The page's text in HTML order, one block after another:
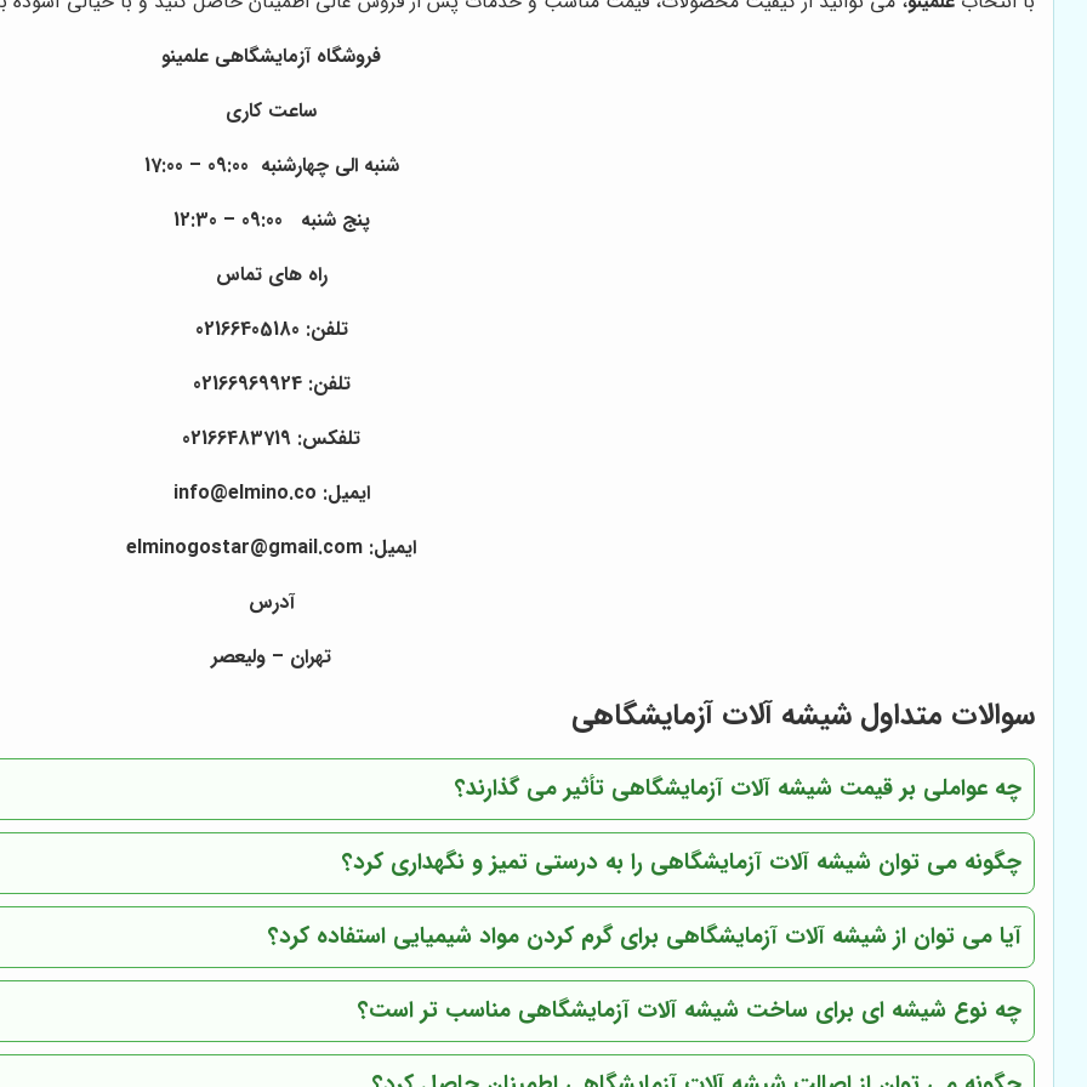
فروشگاه آزمایشگاهی علمینو
ساعت کاری
شنبه الی چهارشنبه 09:00 – 17:00
پنج شنبه 09:00 – 12:30
راه های تماس
تلفن: 02166405180
تلفن: 02166969924
تلفکس: 02166483719
ایمیل: info@elmino.co
ایمیل: elminogostar@gmail.com
آدرس
تهران – ولیعصر
سوالات متداول شیشه آلات آزمایشگاهی
چه عواملی بر قیمت شیشه آلات آزمایشگاهی تأثیر می گذارند؟
چگونه می توان شیشه آلات آزمایشگاهی را به درستی تمیز و نگهداری کرد؟
آیا می توان از شیشه آلات آزمایشگاهی برای گرم کردن مواد شیمیایی استفاده کرد؟
چه نوع شیشه ای برای ساخت شیشه آلات آزمایشگاهی مناسب تر است؟